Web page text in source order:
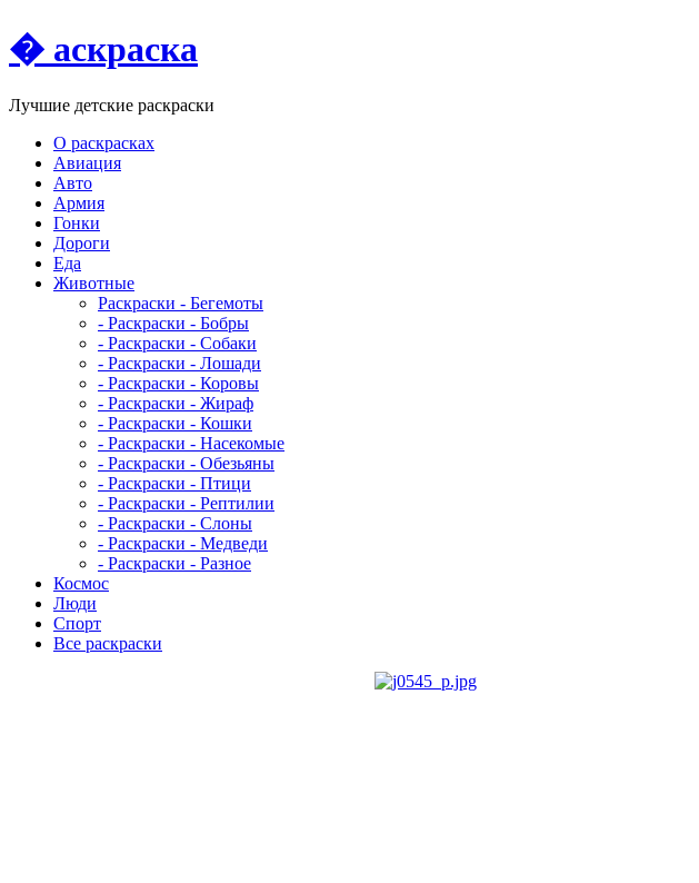
� аскраска
Лучшие детские раскраски
О раскрасках
Авиация
Авто
Армия
Гонки
Дороги
Еда
Животныe
Раскраски - Бегемоты
- Раскраски - Бобры
- Раскраски - Собаки
- Раскраски - Лошади
- Раскраски - Коровы
- Раскраски - Жираф
- Раскраски - Кошки
- Раскраски - Насекомые
- Раскраски - Обезьяны
- Раскраски - Птици
- Раскраски - Рептилии
- Раскраски - Слоны
- Раскраски - Медведи
- Раскраски - Разное
Космос
Люди
Спорт
Все раскраски